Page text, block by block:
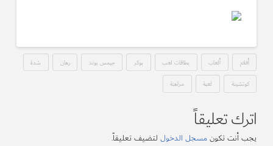
أفلام ألعاب بطاقات لعب بوكر جيمس بوند رهان شدة
كوتشينة لعبة مراهنة
اترك تعليقاً
يجب أنت تكونمسجل الدخوللتضيف تعليقاً.